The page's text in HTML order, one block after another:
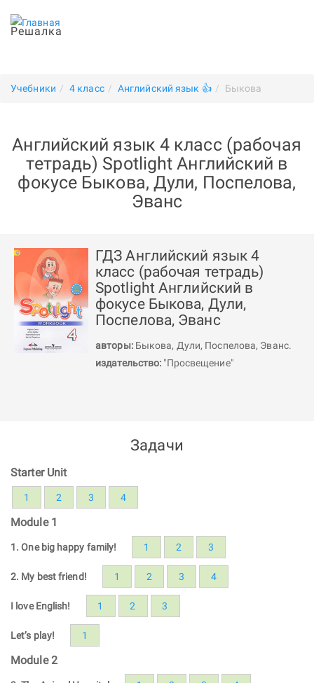
Решалка
Учебники 4 класс Английский язык 👍 Быкова
Английский язык 4 класс (рабочая
тетрадь) Spotlight Английский в
фокусе Быкова, Дули, Поспелова,
Эванс
ГДЗ Английский язык 4
класс (рабочая тетрадь)
Spotlight Английский в
фокусе Быкова, Дули,
Поспелова, Эванс
авторы: Быкова, Дули, Поспелова, Эванс.
издательство: "Просвещение"
Задачи
Starter Unit
1 2 3 4
Module 1
1. One big happy family! 1 2 3
2. My best friend! 1 2 3 4
I love English! 1 2 3
Let’s play! 1
Module 2